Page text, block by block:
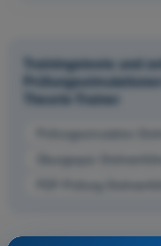
Trainingstests und
Theorie-Trainer
Prüfungssimulation
Übungsquiz
PDF-Prüfung